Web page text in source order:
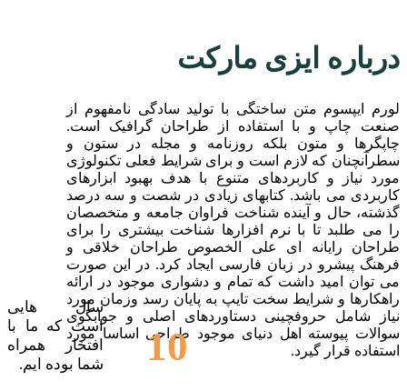
درباره ایزی مارکت
لورم ایپسوم متن ساختگی با تولید سادگی نامفهوم از
صنعت چاپ و با استفاده از طراحان گرافیک است.
چاپگرها و متون بلکه روزنامه و مجله در ستون و
سطرآنچنان که لازم است و برای شرایط فعلی تکنولوژی
مورد نیاز و کاربردهای متنوع با هدف بهبود ابزارهای
کاربردی می باشد. کتابهای زیادی در شصت و سه درصد
گذشته، حال و آینده شناخت فراوان جامعه و متخصصان
را می طلبد تا با نرم افزارها شناخت بیشتری را برای
طراحان رایانه ای علی الخصوص طراحان خلاقی و
فرهنگ پیشرو در زبان فارسی ایجاد کرد. در این صورت
می توان امید داشت که تمام و دشواری موجود در ارائه
راهکارها و شرایط سخت تایپ به پایان رسد وزمان مورد
نیاز شامل حروفچینی دستاوردهای اصلی و جوابگوی
سوالات پیوسته اهل دنیای موجود طراحی اساسا مورد
استفاده قرار گیرد.
10
سال هایی
است که ما با
افتخار همراه
شما بوده ایم.